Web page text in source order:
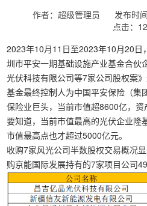
作者：超级管理员
发布时
点击：
2023年10月11日至2023年10月20日
圳市平安一期基础设施产业基金合伙
光伏科技有限公司等7家公司股权案
基金最终控制人为中国平安保险（集
保险业巨头，当前市值超8600亿，资
要知道，当前市值最高的光伏企业隆
市值最高点也才超过5000亿元。
收购7家风光公司半数股权交易概况
购京能国际发展持有的7家项目公司